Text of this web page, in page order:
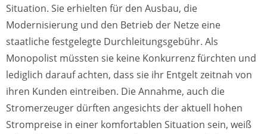
Situation. Sie erhielten für den Ausbau, die
Modernisierung und den Betrieb der Netze eine
staatliche festgelegte Durchleitungsgebühr. Als
Monopolist müssten sie keine Konkurrenz fürchten und
lediglich darauf achten, dass sie ihr Entgelt zeitnah von
ihren Kunden eintreiben. Die Annahme, auch die
Stromerzeuger dürften angesichts der aktuell hohen
Strompreise in einer komfortablen Situation sein, weiß